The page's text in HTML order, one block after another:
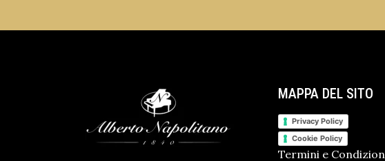
MAPPA DEL SITO
Privacy Policy
Cookie Policy
Termini e